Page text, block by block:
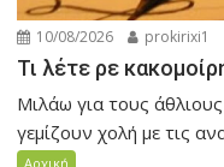
10/08/2026 prokirixi1
Τι λέτε ρε
Μιλάω για τους
γεμίζουν χολή με τις
Αρχική